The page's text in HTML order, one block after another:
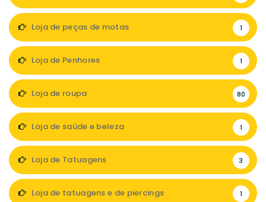
Loja de peças de motas 1
Loja de Penhores 1
Loja de roupa 80
Loja de saúde e beleza 1
Loja de Tatuagens 3
Loja de tatuagens e de piercings 1